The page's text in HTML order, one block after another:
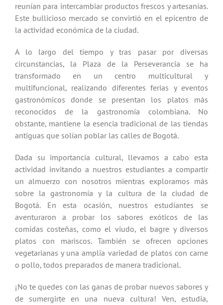
reunían para intercambiar productos frescos y artesanías.
Este bullicioso mercado se convirtió en el epicentro de
la actividad económica de la ciudad.
A lo largo del tiempo y tras pasar por diversas
circunstancias, la Plaza de la Perseverancia se ha
transformado en un centro multicultural y
multifuncional, realizando diferentes ferias y eventos
gastronómicos donde se presentan los platos más
reconocidos de la gastronomía colombiana. No
obstante, mantiene la esencia tradicional de las tiendas
antiguas que solían poblar las calles de Bogotá.
Dada su importancia cultural, llevamos a cabo esta
actividad invitando a nuestros estudiantes a compartir
un almuerzo con nosotros mientras exploramos más
sobre la gastronomía y la cultura de la ciudad de
Bogotá. En esta ocasión, nuestros estudiantes se
aventuraron a probar los sabores exóticos de las
comidas costeñas, como el viudo, el bagre y diversos
platos con mariscos. También se ofrecen opciones
vegetarianas y una amplia variedad de platos con carne
o pollo, todos preparados de manera tradicional.
¡No te quedes con las ganas de probar nuevos sabores y
de sumergirte en una nueva cultura! Ven, estudia,